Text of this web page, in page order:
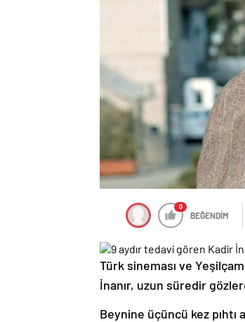
0
BEĞENDİM
Türk sineması ve
İnanır, uzun süredir
Beynine üçüncü kez